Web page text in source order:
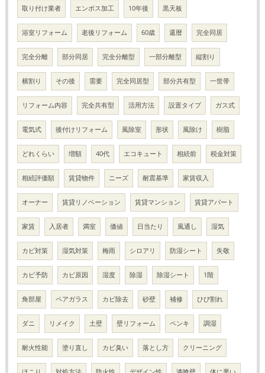
取り付け業者 エンボス加工 10年後 黒天板
浴室リフォーム 老後リフォーム 60歳 還暦 完全同居
完全分離 部分同居 完全分離型 一部分離型 縦割り
横割り その後 需要 完全同居型 部分共有型 一世帯
リフォーム内容 完全共有型 活用方法 設置タイプ ガス式
電気式 後付けリフォーム 風除室 形状 風除け 樹脂
どれくらい 増額 40代 エコキュート 相続前 税金対策
相続評価額 賃貸物件 ニーズ 耐震基準 家賃収入
オーナー 賃貸リノベーション 賃貸マンション 賃貸アパート
家賃 入居者 満室 価値 日当たり 風通し 湿気
カビ対策 湿気対策 梅雨 シロアリ 防湿シート 失敬
カビ予防 カビ原因 湿度 除湿 除湿シート 1階
角部屋 ペアガラス カビ除去 砂壁 補修 ひび割れ
ダニ リメイク 土壁 壁リフォーム ペンキ 調湿
耐火性能 塗り直し カビ臭い 落とし方 クリーニング